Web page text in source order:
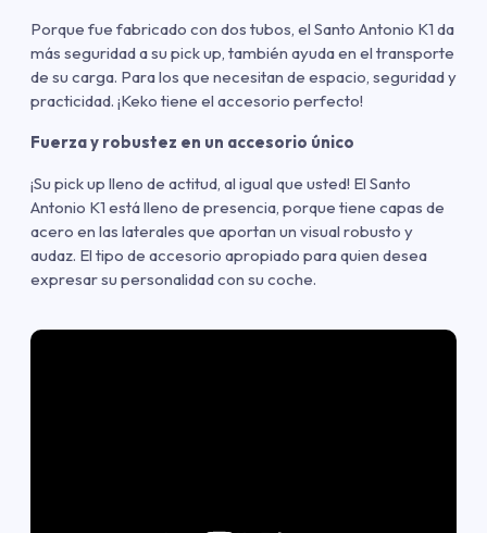
Porque fue fabricado con dos tubos, el Santo Antonio K1 da
más seguridad a su pick up, también ayuda en el transporte
de su carga. Para los que necesitan de espacio, seguridad y
practicidad. ¡Keko tiene el accesorio perfecto!
Fuerza y robustez en un accesorio único
¡Su pick up lleno de actitud, al igual que usted! El Santo
Antonio K1 está lleno de presencia, porque tiene capas de
acero en las laterales que aportan un visual robusto y
audaz. El tipo de accesorio apropiado para quien desea
expresar su personalidad con su coche.